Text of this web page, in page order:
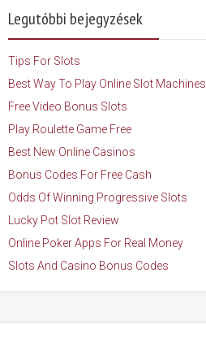
Legutóbbi bejegyzések
Tips For Slots
Best Way To Play Online Slot Machines
Free Video Bonus Slots
Play Roulette Game Free
Best New Online Casinos
Bonus Codes For Free Cash
Odds Of Winning Progressive Slots
Lucky Pot Slot Review
Online Poker Apps For Real Money
Slots And Casino Bonus Codes